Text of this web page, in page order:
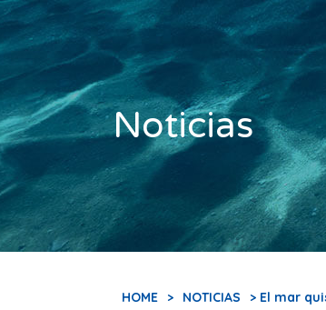
Noticias
HOME > NOTICIAS > El mar